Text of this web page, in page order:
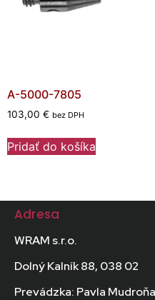
A-5000-7805
103,00 € bez DPH
Pridať do košíka
Adresa
WRAM s.r.o.
Dolný Kalník 88, 038 02
Prevádzka: Pavla